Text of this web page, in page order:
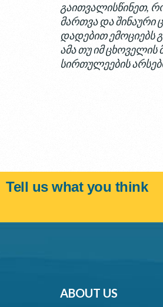
გაითვალისწინეთ,
მართვა და
დადებით ემოციებს
ამა თუ იმ ცხოველის
სირთულეების
Tell us what you think
ABOUT US